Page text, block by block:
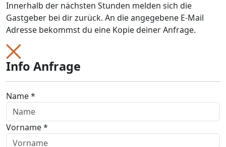
Innerhalb der nächsten Stunden melden sich die
Gastgeber bei dir zurück. An die angegebene E-Mail
Adresse bekommst du eine Kopie deiner Anfrage.
Info Anfrage
Name *
Vorname *